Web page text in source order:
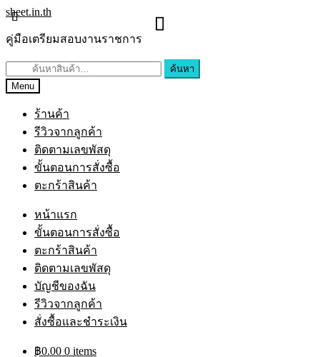
sheet.in.th
คู่มือเตรียมสอบงานราชการ
ค้นหา
Menu
ร้านค้า
รีวิวจากลูกค้า
ติดตามเลขพัสดุ
ขั้นตอนการสั่งซื้อ
ตะกร้าสินค้า
หน้าแรก
ขั้นตอนการสั่งซื้อ
ตะกร้าสินค้า
ติดตามเลขพัสดุ
บัญชีของฉัน
รีวิวจากลูกค้า
สั่งซื้อและชำระเงิน
฿0.00 0 items